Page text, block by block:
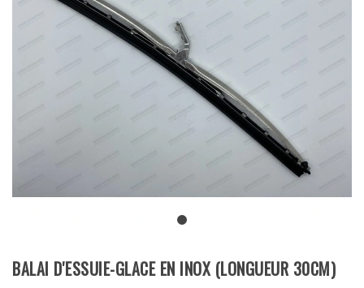
BALAI D'ESSUIE-GLACE EN INOX (LONGUEUR 30CM)